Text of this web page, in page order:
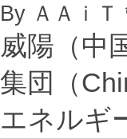
By ＡＡｉＴ
威陽（中
集団（
エネルギ